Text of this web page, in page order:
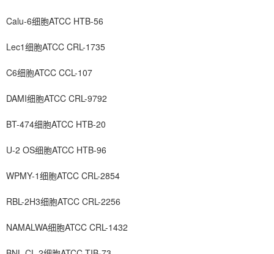
Calu-6细胞ATCC HTB-56
Lec1细胞ATCC CRL-1735
C6细胞ATCC CCL-107
DAMI细胞ATCC CRL-9792
BT-474细胞ATCC HTB-20
U-2 OS细胞ATCC HTB-96
WPMY-1细胞ATCC CRL-2854
RBL-2H3细胞ATCC CRL-2256
NAMALWA细胞ATCC CRL-1432